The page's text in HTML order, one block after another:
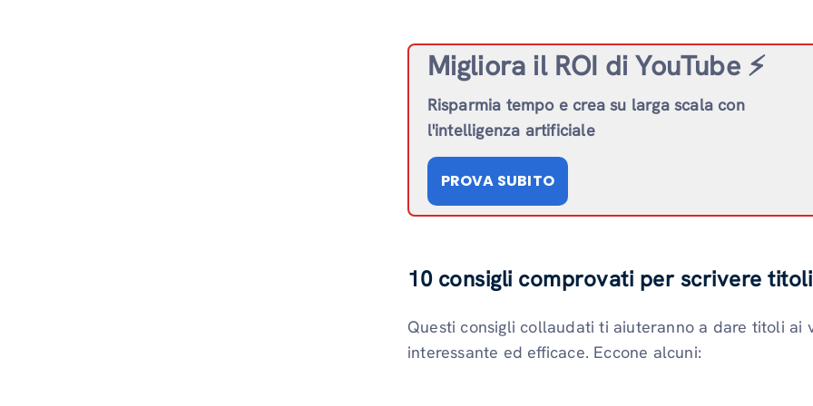
Migliora il ROI di YouTube ⚡️
Risparmia tempo e crea su larga scala con
l'intelligenza artificiale
PROVA SUBITO
10 consigli comprovati per scrivere
Questi consigli collaudati ti aiuteranno a dare titoli ai
interessante ed efficace. Eccone alcuni: